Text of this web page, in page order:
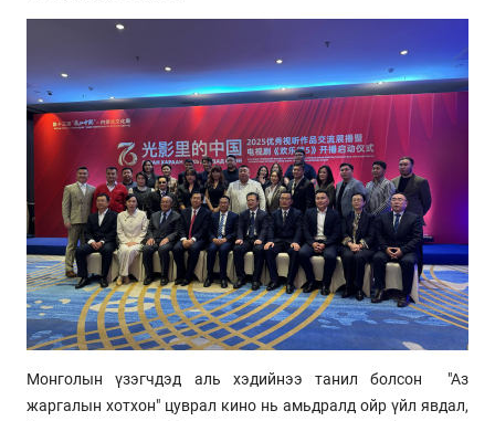
Монголын үзэгчдэд аль хэдийнээ танил болсон "Аз
жаргалын хотхон" цуврал кино нь амьдралд ойр үйл явдал,